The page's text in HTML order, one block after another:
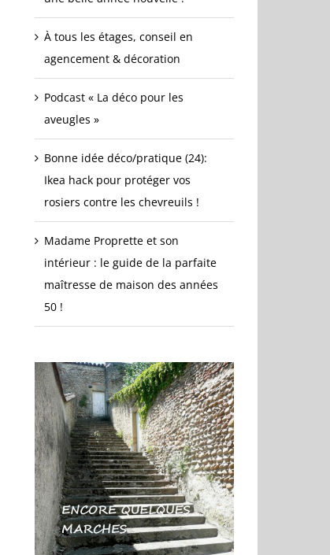
À tous les étages, conseil en
agencement & décoration
Podcast « La déco pour les
aveugles »
Bonne idée déco/pratique (24):
Ikea hack pour protéger vos
rosiers contre les chevreuils !
Madame Proprette et son
intérieur : le guide de la parfaite
maîtresse de maison des années
50 !